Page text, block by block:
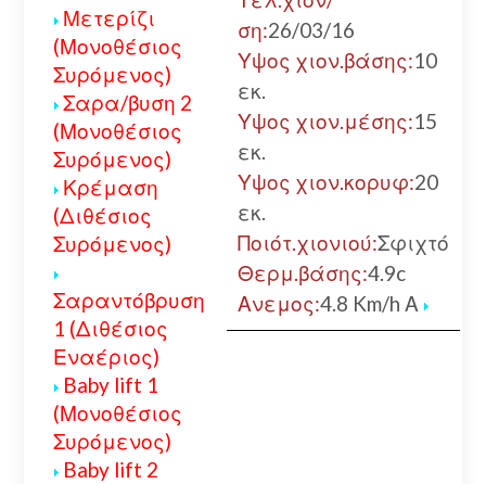
Μετερίζι
(Μονοθέσιος
Συρόμενος)
Σαρα/βυση 2
(Μονοθέσιος
Συρόμενος)
Κρέμαση
(Διθέσιος
Συρόμενος)
Σαραντόβρυση
1 (Διθέσιος
Εναέριος)
Baby lift 1
(Μονοθέσιος
Συρόμενος)
Baby lift 2
ση:26/03/16
Υψος χιον.βάσης:10
εκ.
Υψος χιον.μέσης:15
εκ.
Υψος χιον.κορυφ:20
εκ.
Ποιότ.χιονιού:Σφιχτό
Θερμ.βάσης:4.9c
Ανεμος:4.8 Km/h Α